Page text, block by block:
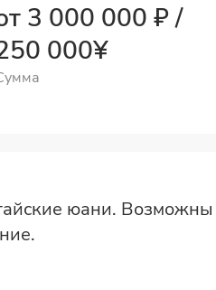
3 000 000 ₽ /
000¥
юани. Возможны